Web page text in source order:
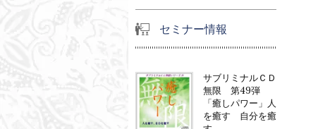
セミナー情報
サブリミナルＣＤ
無限 第49弾
「癒しパワー」人
を癒す 自分を癒